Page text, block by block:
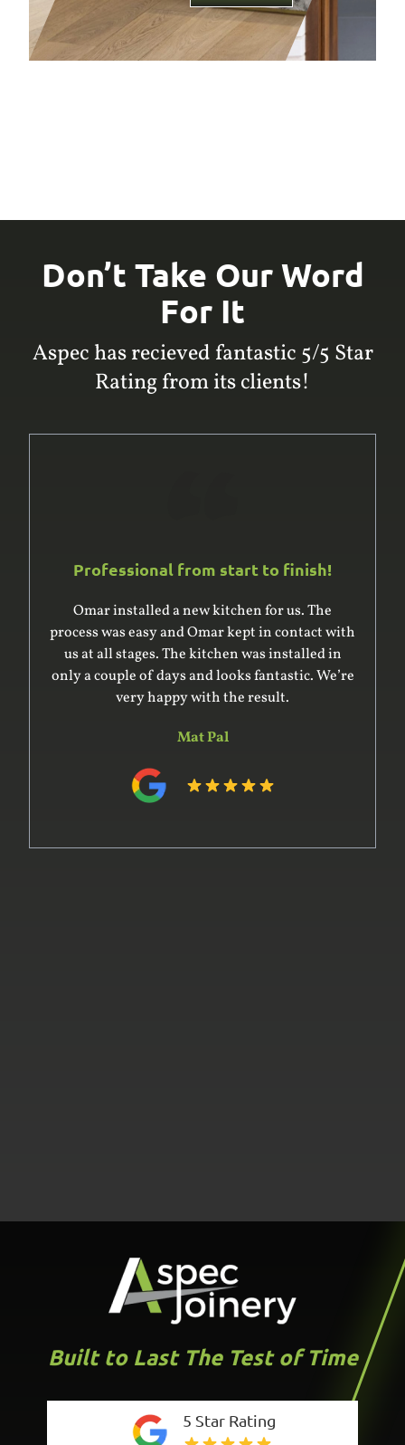
Don’t Take Our Word
For It
Aspec has recieved fantastic 5/5 Star
Rating from its clients!
Professional from start to finish!
Omar was excellent to deal with. He and his
team built and installed a large built-in
wardrobe and cupboard, giving us good advice
on the design. He was very professional in
surveying the complex space for the units – it’s
and in preparing the design. His team
constructed the units off-site within the time
he indicated. Installation was complex and went
very smoothly. The whole project was on time
the highest quality. We would certainly use him
Built to Last The Test of Time
5 Star Rating